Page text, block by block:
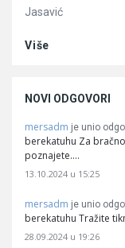
Jasavić
Više
NOVI ODGOVORI
mersadm je unio
berekatuhu Za
poznajete.…
13.10.2024 u 15:25
mersadm je unio
berekatuhu Tražite
28.09.2024 u 19:26